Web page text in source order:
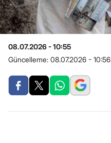
08.07.2026 - 10:55
Güncelleme: 08.07.2026 - 10:56